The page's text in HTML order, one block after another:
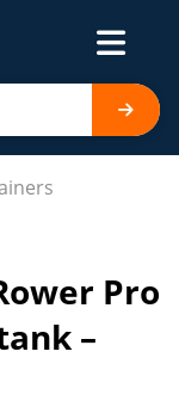
Blauwe tank
Pro
–